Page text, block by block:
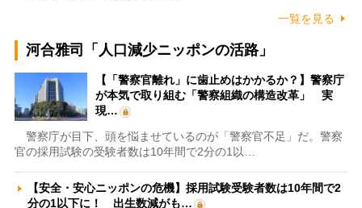
一覧を見る
河合雅司「人口減少ニッポンの活路」
【「警察官離れ」に歯止めはかかるか？】警察庁
が本気で取り組む「警察組織の構造改革」 実
現…
警察庁が目下、頭を悩ませているのが「警察官不足」だ。警察
官の採用試験の受験者数は10年間で2分の1以…
【安全・安心ニッポンの危機】採用試験受験者数は10年間で2
分の1以下に！ 出生数減がも…